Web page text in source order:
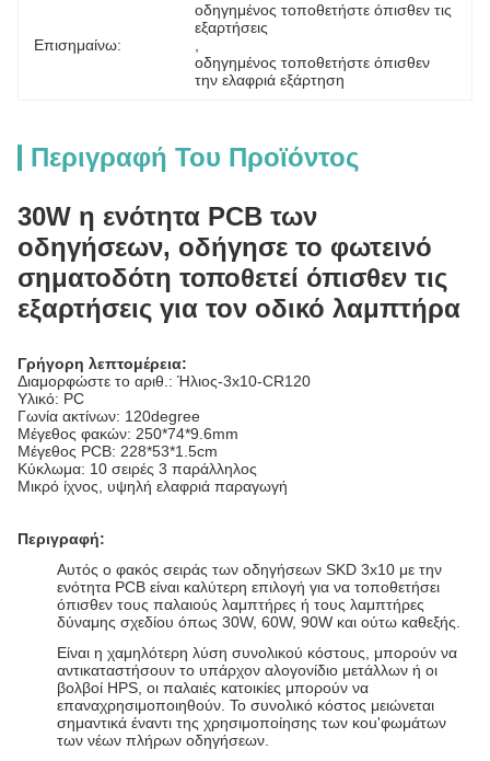
Επισημαίνω:
οδηγημένος τοποθετήστε όπισθεν τις
εξαρτήσεις
οδηγημένος τοποθετήστε όπισθεν
την ελαφριά εξάρτηση
Περιγραφή Του Προϊόντος
30W η ενότητα PCB των
οδηγήσεων, οδήγησε το φωτεινό
σηματοδότη τοποθετεί όπισθεν τις
εξαρτήσεις για τον οδικό λαμπτήρα
Γρήγορη λεπτομέρεια:
Διαμορφώστε το αριθ.: Ήλιος-3x10-CR120
Υλικό: PC
Γωνία ακτίνων: 120degree
Μέγεθος φακών: 250*74*9.6mm
Μέγεθος PCB: 228*53*1.5cm
Κύκλωμα: 10 σειρές 3 παράλληλος
Μικρό ίχνος, υψηλή ελαφριά παραγωγή
Περιγραφή:
Αυτός ο φακός σειράς των οδηγήσεων SKD 3x10 με την
ενότητα PCB είναι καλύτερη επιλογή για να τοποθετήσει
όπισθεν τους παλαιούς λαμπτήρες ή τους λαμπτήρες
δύναμης σχεδίου όπως 30W, 60W, 90W και ούτω καθεξής.
Είναι η χαμηλότερη λύση συνολικού κόστους, μπορούν να
αντικαταστήσουν το υπάρχον αλογονίδιο μετάλλων ή οι
βολβοί HPS, οι παλαιές κατοικίες μπορούν να
επαναχρησιμοποιηθούν. Το συνολικό κόστος μειώνεται
σημαντικά έναντι της χρησιμοποίησης των κοu'φωμάτων
των νέων πλήρων οδηγήσεων.